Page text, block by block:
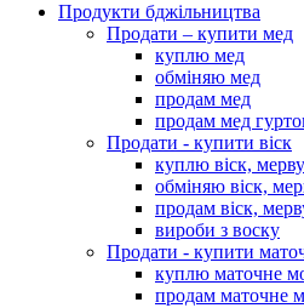
Продукти бджільництва
Продати – купити мед
куплю мед
обміняю мед
продам мед
продам мед
Продати - купити віск
куплю віск, мерву
обміняю віск,
продам віск,
вироби з воску
Продати - купити
куплю маточне
продам маточне